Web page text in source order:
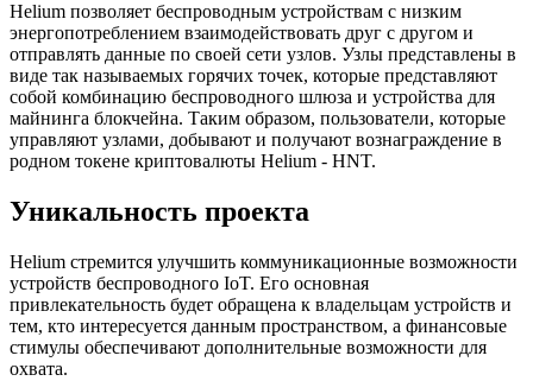
Helium позволяет беспроводным устройствам с низким
энергопотреблением взаимодействовать друг с другом и
отправлять данные по своей сети узлов. Узлы представлены в
виде так называемых горячих точек, которые представляют
собой комбинацию беспроводного шлюза и устройства для
майнинга блокчейна. Таким образом, пользователи, которые
управляют узлами, добывают и получают вознаграждение в
родном токене криптовалюты Helium - HNT.
Уникальность проекта
Helium стремится улучшить коммуникационные возможности
устройств беспроводного IoT. Его основная
привлекательность будет обращена к владельцам устройств и
тем, кто интересуется данным пространством, а финансовые
стимулы обеспечивают дополнительные возможности для
охвата.